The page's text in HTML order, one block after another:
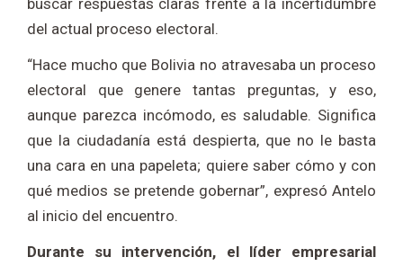
buscar respuestas claras frente a la incertidumbre
del actual proceso electoral.
“Hace mucho que Bolivia no atravesaba un proceso
electoral que genere tantas preguntas, y eso,
aunque parezca incómodo, es saludable. Significa
que la ciudadanía está despierta, que no le basta
una cara en una papeleta; quiere saber cómo y con
qué medios se pretende gobernar”, expresó Antelo
al inicio del encuentro.
Durante su intervención, el líder empresarial